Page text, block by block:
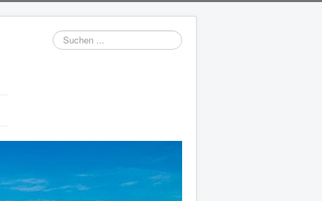
Suchen
...